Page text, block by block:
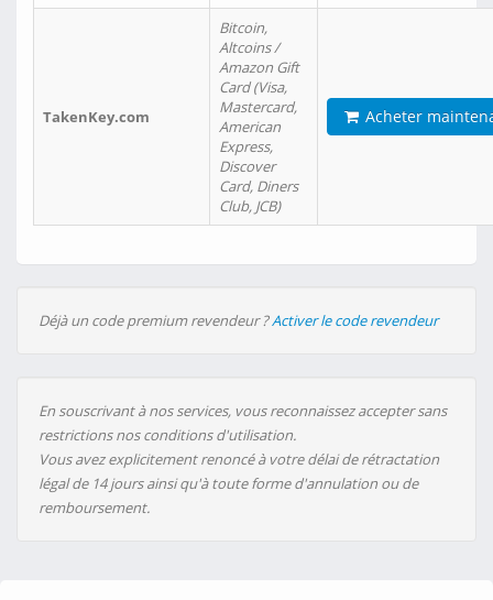
TakenKey.com
Bitcoin,
Altcoins /
Amazon Gift
Card (Visa,
Mastercard,
American
Express,
Discover
Card, Diners
Club, JCB)
Acheter
Déjà un code premium revendeur ?Activer le code revendeur
En souscrivant à nos services, vous reconnaissez accepter sans
restrictions nos conditions d'utilisation.
Vous avez explicitement renoncé à votre délai de rétractation
légal de 14 jours ainsi qu'à toute forme d'annulation ou de
remboursement.